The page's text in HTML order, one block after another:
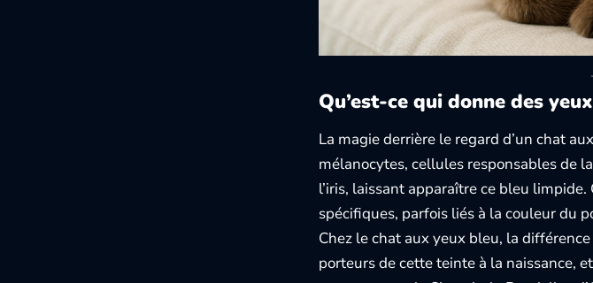
Qu’est-ce qui donne des
La magie derrière le regard d’un chat
mélanocytes, cellules responsables de
l’iris, laissant apparaître ce bleu
spécifiques, parfois liés à la couleur du
Chez le chat aux yeux bleu, la
porteurs de cette teinte à la naissance,